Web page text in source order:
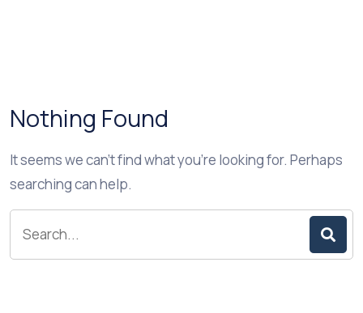
Nothing Found
It seems we can’t find what you’re looking for. Perhaps
searching can help.